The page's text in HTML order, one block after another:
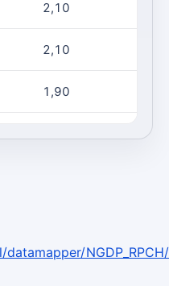
2,10
2,10
1,90